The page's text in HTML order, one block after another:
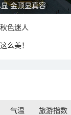
金顶显真容
色迷人
么美！
气温 旅游指数